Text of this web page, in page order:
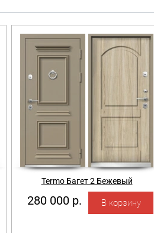
Termo Багет 2 Бежевый
280 000 р.